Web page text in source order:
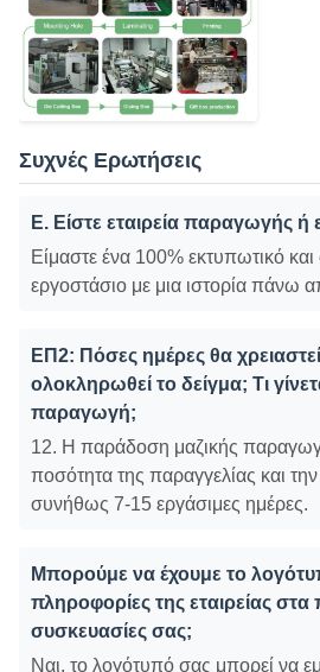
Συχνές Ερωτήσεις
Ε. Είστε εταιρεία παραγωγής ή
Είμαστε ένα 100% εκτυπωτικό
εργοστάσιο με μια ιστορία πάνω
ΕΠ2: Πόσες ημέρες θα
ολοκληρωθεί το δείγμα; Τι
παραγωγή;
12. Η παράδοση μαζικής
ποσότητα της παραγγελίας και
συνήθως 7-15 εργάσιμες ημέρες.
Μπορούμε να έχουμε το
πληροφορίες της εταιρείας στα
συσκευασίες σας;
Ναι, το λογότυπό σας μπορεί να